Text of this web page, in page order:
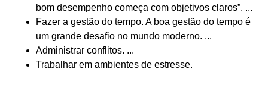
bom desempenho começa com objetivos claros”. ...
Fazer a gestão do tempo. A boa gestão do tempo é
um grande desafio no mundo moderno. ...
Administrar conflitos. ...
Trabalhar em ambientes de estresse.